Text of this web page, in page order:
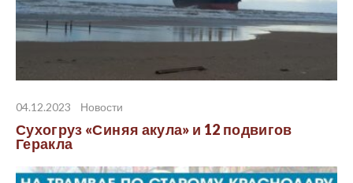
04.12.2023 Новости
Сухогруз «Синяя акула» и 12 подвигов
Геракла